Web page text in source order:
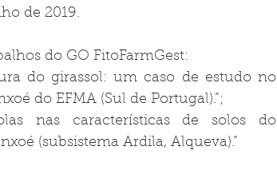
de 2019.
do GO FitoFarmGest:
do girassol: um caso de estudo no
do EFMA (Sul de Portugal).”;
nas características de solos do
(subsistema Ardila, Alqueva).”